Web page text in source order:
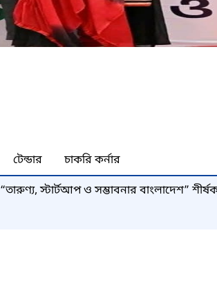
টেন্ডার চাকরি কর্নার
“তারুণ্য, স্টার্টআপ ও সম্ভাবনার বাংলাদেশ”